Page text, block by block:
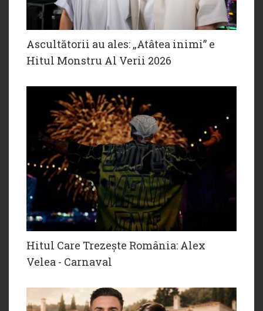
Ascultătorii au ales: „Atâtea inimi” e
Hitul Monstru Al Verii 2026
Hitul Care Trezește România: Alex
Velea - Carnaval